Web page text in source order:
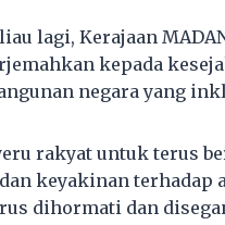
lagi, Kerajaan
kepada
negara yang
rakyat untuk terus
keyakinan terhadap
dihormati dan